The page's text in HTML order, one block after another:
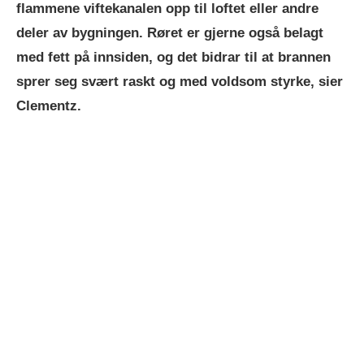
flammene viftekanalen opp til loftet eller andre
deler av bygningen. Røret er gjerne også belagt
med fett på innsiden, og det bidrar til at brannen
sprer seg svært raskt og med voldsom styrke, sier
Clementz.